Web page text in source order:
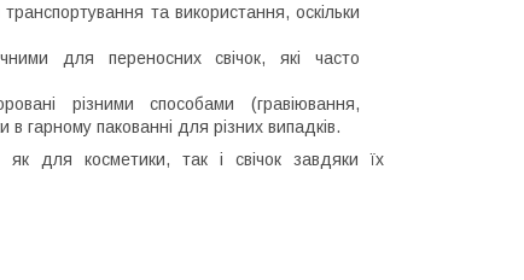
та використання, оскільки
для переносних свічок, які часто
різними способами (гравіювання,
гарному пакованні для різних випадків.
для косметики, так і свічок завдяки їх